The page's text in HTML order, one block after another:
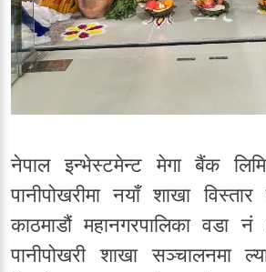
नेपाल इन्भेस्टमेन्ट मेगा बैंक
पानीपोखरीमा नयाँ शाखा
काठमाडौं महानगरपालिका वडा
पानीपोखरी शाखा सञ्चालनमा